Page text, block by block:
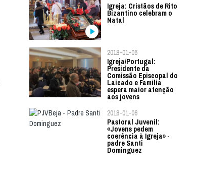
Igreja: Cristãos de Rito
Bizantino celebram o
Natal
2018-01-06
Igreja/Portugal:
Presidente da
Comissão Episcopal do
Laicado e Família
espera maior atenção
aos jovens
2018-01-06
Pastoral Juvenil:
«Jovens pedem
coerência à Igreja» -
padre Santi
Dominguez